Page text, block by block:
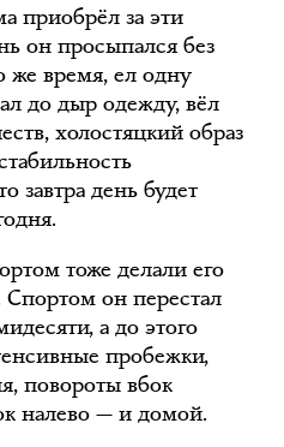
приобрёл за эти
он просыпался без
же время, ел одну
до дыр одежду, вёл
холостяцкий образ
завтра день будет
тоже делали его
он перестал
а до этого
пробежки,
повороты вбок
налево — и домой.